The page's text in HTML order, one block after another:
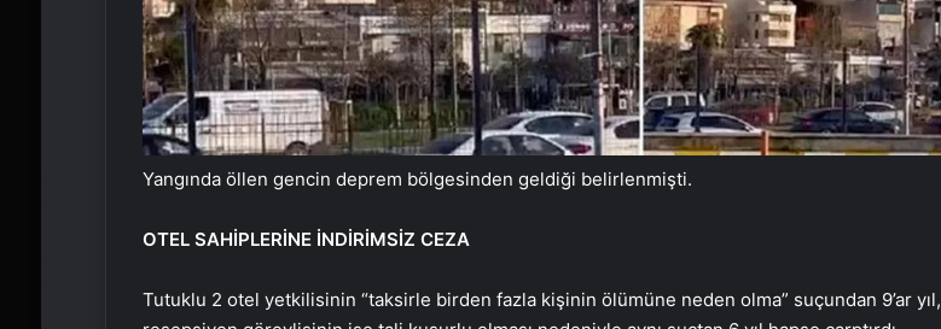
Yangında öllen gencin deprem bölgesinden geldiği belirlenmişti.
OTEL SAHİPLERİNE İNDİRİMSİZ CEZA
Tutuklu 2 otel yetkilisinin “taksirle birden fazla kişinin ölümüne neden olma” suçundan 9’ar yıl,